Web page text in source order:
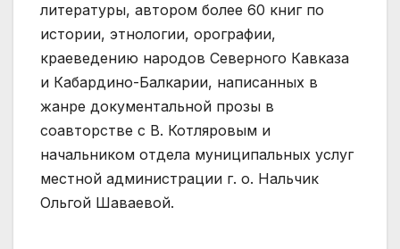
литературы, автором более 60 книг по
истории, этнологии, орографии,
краеведению народов Северного Кавказа
и Кабардино-Балкарии, написанных в
жанре документальной прозы в
соавторстве с В. Котляровым и
начальником отдела муниципальных услуг
местной администрации г. о. Нальчик
Ольгой Шаваевой.